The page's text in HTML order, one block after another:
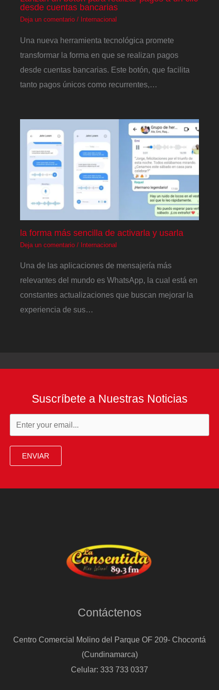
desde cuentas bancarias
Deja un comentario / Internacional
Una nueva herramienta tecnológica promete
transformar la forma en que se realizan pagos
desde cuentas bancarias. Este botón, que facilita
tanto pagos únicos como recurrentes,…
la forma más sencilla de activarla y usarla
Deja un comentario / Internacional
Una de las aplicaciones de mensajería más
relevantes del mundo es WhatsApp, la cual está en
constantes actualizaciones que buscan mejorar la
experiencia de sus…
Suscríbete a Nuestras Noticias
ENVIAR
Contáctenos
Centro Comercial Molino del Parque OF 209- Chocontá
(Cundinamarca)
Celular: 333 733 0337